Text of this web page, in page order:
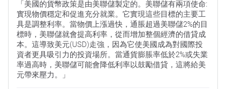
「美國的貨幣政策是由美聯儲製定的。美聯儲有兩項使命:
實現物價穩定和促進充分就業。它實現這些目標的主要工
具是調整利率。當物價上漲過快，通脹超過美聯儲2%的目
標時，美聯儲就會提高利率，從而增加整個經濟的借貸成
本。這導致美元(USD)走強，因為它使美國成為對國際投
資者更具吸引力的投資場所。當通貨膨脹率低於2%或失業
率過高時，美聯儲可能會降低利率以鼓勵借貸，這將給美
元帶來壓力。」